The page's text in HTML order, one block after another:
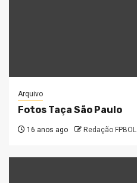
Arquivo
Fotos Taça São Paulo
16 anos ago Redação FPBOL